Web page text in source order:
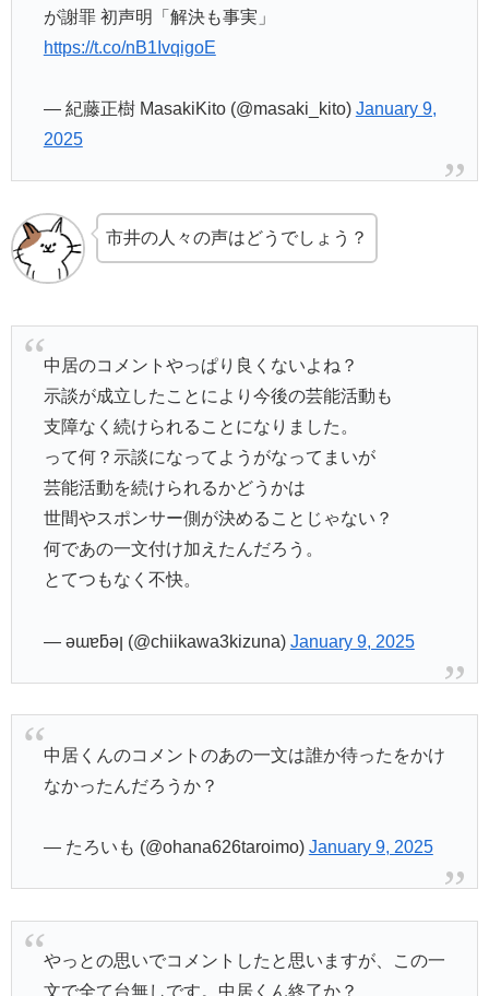
が謝罪 初声明「解決も事実」
https://t.co/nB1IvqigoE
— 紀藤正樹 MasakiKito (@masaki_kito) January 9,
2025
市井の人々の声はどうでしょう？
中居のコメントやっぱり良くないよね？
示談が成立したことにより今後の芸能活動も
支障なく続けられることになりました。
って何？示談になってようがなってまいが
芸能活動を続けられるかどうかは
世間やスポンサー側が決めることじゃない？
何であの一文付け加えたんだろう。
とてつもなく不快。
— ǝɯɐƃǝן (@chiikawa3kizuna) January 9, 2025
中居くんのコメントのあの一文は誰か待ったをかけ
なかったんだろうか？
— たろいも (@ohana626taroimo) January 9, 2025
やっとの思いでコメントしたと思いますが、この一
文で全て台無しです。中居くん終了か？